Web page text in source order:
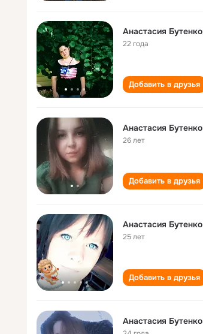
Анастасия Бутенко
22 года
Добавить в друзья
Анастасия Бутенко
26 лет
Добавить в друзья
Анастасия Бутенко
25 лет
Добавить в друзья
Анастасия Бутенко